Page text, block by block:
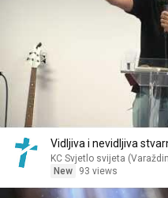
Vidljiva i nevidljiva
KC Svjetlo svijeta
New
93 views